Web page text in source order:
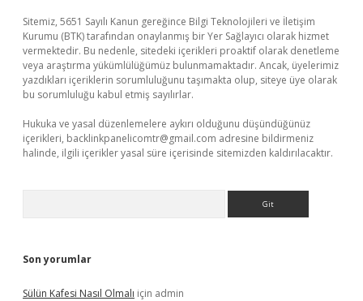
Sitemiz, 5651 Sayılı Kanun gereğince Bilgi Teknolojileri ve İletişim
Kurumu (BTK) tarafından onaylanmış bir Yer Sağlayıcı olarak hizmet
vermektedir. Bu nedenle, sitedeki içerikleri proaktif olarak denetleme
veya araştırma yükümlülüğümüz bulunmamaktadır. Ancak, üyelerimiz
yazdıkları içeriklerin sorumluluğunu taşımakta olup, siteye üye olarak
bu sorumluluğu kabul etmiş sayılırlar.
Hukuka ve yasal düzenlemelere aykırı olduğunu düşündüğünüz
içerikleri, backlinkpanelicomtr@gmail.com adresine bildirmeniz
halinde, ilgili içerikler yasal süre içerisinde sitemizden kaldırılacaktır.
Son yorumlar
Sülün Kafesi Nasıl Olmalı için admin